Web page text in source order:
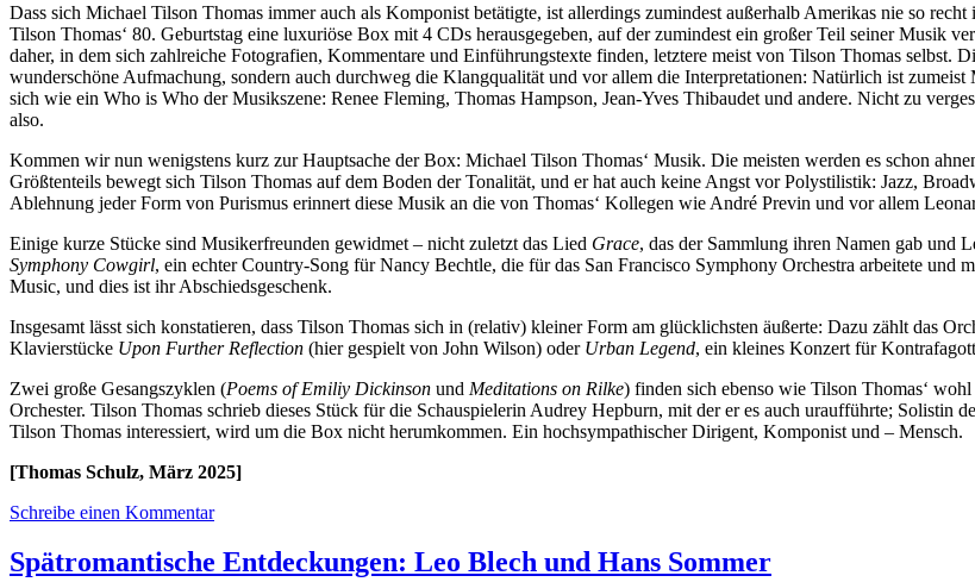
Dass sich Michael Tilson Thomas immer auch als Komponist betätigte, ist allerdings zumindest außerhalb Amerikas nie so
Tilson Thomas‘ 80. Geburtstag eine luxuriöse Box mit 4 CDs herausgegeben, auf der zumindest ein großer Teil seiner Musik
daher, in dem sich zahlreiche Fotografien, Kommentare und Einführungstexte finden, letztere meist von Tilson Thomas selbst.
wunderschöne Aufmachung, sondern auch durchweg die Klangqualität und vor allem die Interpretationen: Natürlich ist
sich wie ein Who is Who der Musikszene: Renee Fleming, Thomas Hampson, Jean-Yves Thibaudet und andere. Nicht zu
also.
Kommen wir nun wenigstens kurz zur Hauptsache der Box: Michael Tilson Thomas‘ Musik. Die meisten werden es schon
Größtenteils bewegt sich Tilson Thomas auf dem Boden der Tonalität, und er hat auch keine Angst vor Polystilistik: Jazz,
Ablehnung jeder Form von Purismus erinnert diese Musik an die von Thomas‘ Kollegen wie André Previn und vor allem
Einige kurze Stücke sind Musikerfreunden gewidmet – nicht zuletzt das Lied Grace, das der Sammlung ihren Namen gab und
Symphony Cowgirl, ein echter Country-Song für Nancy Bechtle, die für das San Francisco Symphony Orchestra arbeitete
Music, und dies ist ihr Abschiedsgeschenk.
Insgesamt lässt sich konstatieren, dass Tilson Thomas sich in (relativ) kleiner Form am glücklichsten äußerte: Dazu zählt das
Klavierstücke Upon Further Reflection (hier gespielt von John Wilson) oder Urban Legend, ein kleines Konzert für
Zwei große Gesangszyklen (Poems of Emiliy Dickinson und Meditations on Rilke) finden sich ebenso wie Tilson Thomas‘
Orchester. Tilson Thomas schrieb dieses Stück für die Schauspielerin Audrey Hepburn, mit der er es auch uraufführte;
Tilson Thomas interessiert, wird um die Box nicht herumkommen. Ein hochsympathischer Dirigent, Komponist und – Mensch.
[Thomas Schulz, März 2025]
Schreibe einen Kommentar
Spätromantische Entdeckungen: Leo Blech und Hans Sommer